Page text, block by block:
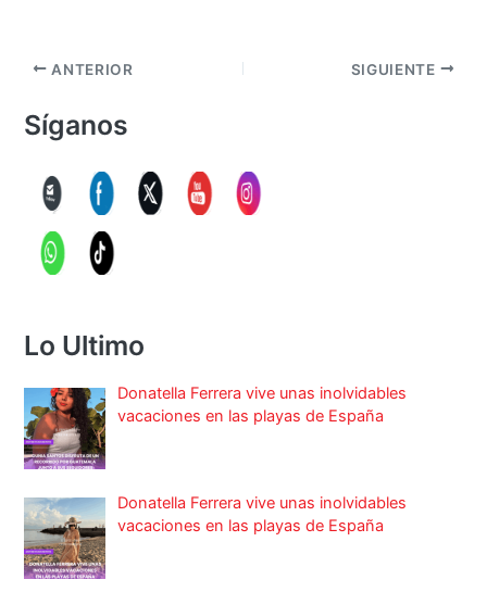
ANTERIOR SIGUIENTE
Síganos
Lo Ultimo
Donatella Ferrera vive unas inolvidables
vacaciones en las playas de España
Donatella Ferrera vive unas inolvidables
vacaciones en las playas de España